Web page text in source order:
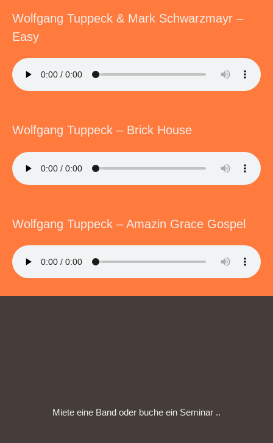
Wolfgang Tuppeck & Mark Schwarzmayr –
Easy
Wolfgang Tuppeck – Brick House
Wolfgang Tuppeck – Amazin Grace Gospel
Miete eine Band oder buche ein Seminar ..